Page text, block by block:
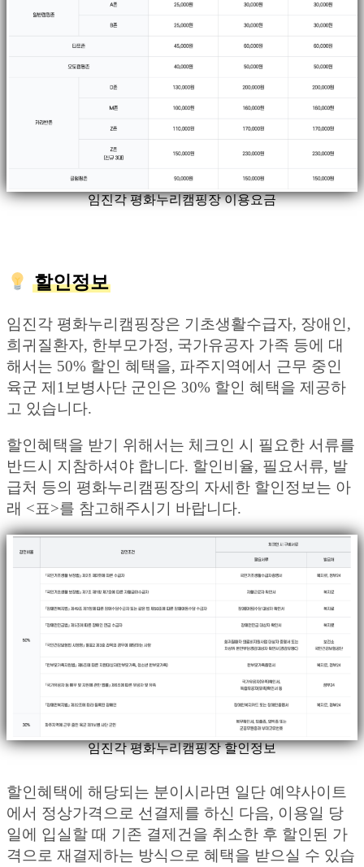
임진각 평화누리캠핑장 이용요금
할인정보
임진각 평화누리캠핑장은 기초생활수급자, 장애인,
희귀질환자, 한부모가정, 국가유공자 가족 등에 대
해서는 50% 할인 혜택을, 파주지역에서 근무 중인
육군 제1보병사단 군인은 30% 할인 혜택을 제공하
고 있습니다.
할인혜택을 받기 위해서는 체크인 시 필요한 서류를
반드시 지참하셔야 합니다. 할인비율, 필요서류, 발
급처 등의 평화누리캠핑장의 자세한 할인정보는 아
래 <표>를 참고해주시기 바랍니다.
임진각 평화누리캠핑장 할인정보
할인혜택에 해당되는 분이시라면 일단 예약사이트
에서 정상가격으로 선결제를 하신 다음, 이용일 당
일에 입실할 때 기존 결제건을 취소한 후 할인된 가
격으로 재결제하는 방식으로 혜택을 받으실 수 있습